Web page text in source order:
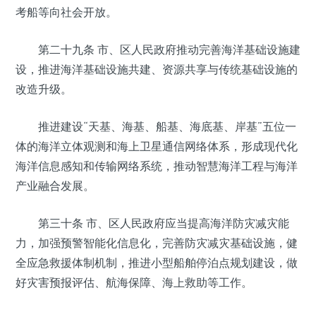
考船等向社会开放。
第二十九条 市、区人民政府推动完善海洋基础设施建
设，推进海洋基础设施共建、资源共享与传统基础设施的
改造升级。
推进建设“天基、海基、船基、海底基、岸基”五位一
体的海洋立体观测和海上卫星通信网络体系，形成现代化
海洋信息感知和传输网络系统，推动智慧海洋工程与海洋
产业融合发展。
第三十条 市、区人民政府应当提高海洋防灾减灾能
力，加强预警智能化信息化，完善防灾减灾基础设施，健
全应急救援体制机制，推进小型船舶停泊点规划建设，做
好灾害预报评估、航海保障、海上救助等工作。